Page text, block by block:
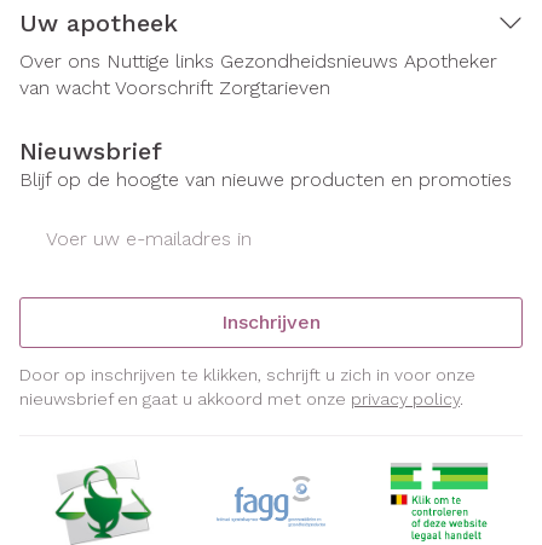
Uw apotheek
Over ons Nuttige links Gezondheidsnieuws Apotheker
van wacht Voorschrift Zorgtarieven
Nieuwsbrief
Blijf op de hoogte van nieuwe producten en promoties
Inschrijven
Door op inschrijven te klikken, schrijft u zich in voor onze
nieuwsbrief en gaat u akkoord met onze privacy policy.